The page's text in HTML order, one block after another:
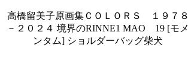
高橋留美子原画集ＣＯＬＯＲＳ １９７８
－２０２４ 境界のRINNE1 MAO 19 [モメ
ンタム] ショルダーバッグ柴犬